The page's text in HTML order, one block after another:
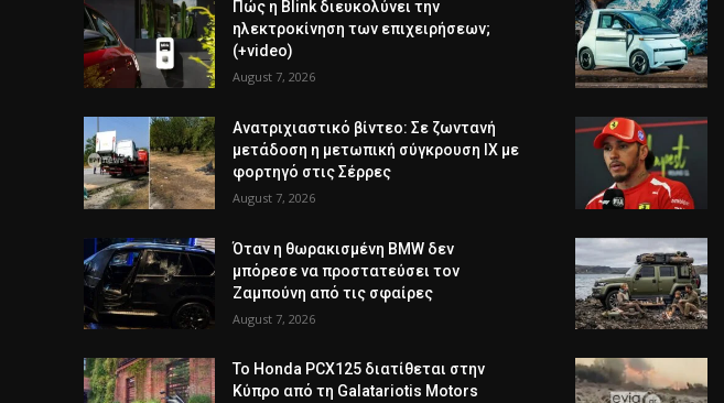
Πώς η Blink διευκολύνει την
ηλεκτροκίνηση των επιχειρήσεων;
(+video)
August 7, 2026
Ανατριχιαστικό βίντεο: Σε ζωντανή
μετάδοση η μετωπική σύγκρουση ΙΧ με
φορτηγό στις Σέρρες
August 7, 2026
Όταν η θωρακισμένη BMW δεν
μπόρεσε να προστατεύσει τον
Ζαμπούνη από τις σφαίρες
August 7, 2026
Το Honda PCX125 διατίθεται στην
Κύπρο από τη Galatariotis Motors